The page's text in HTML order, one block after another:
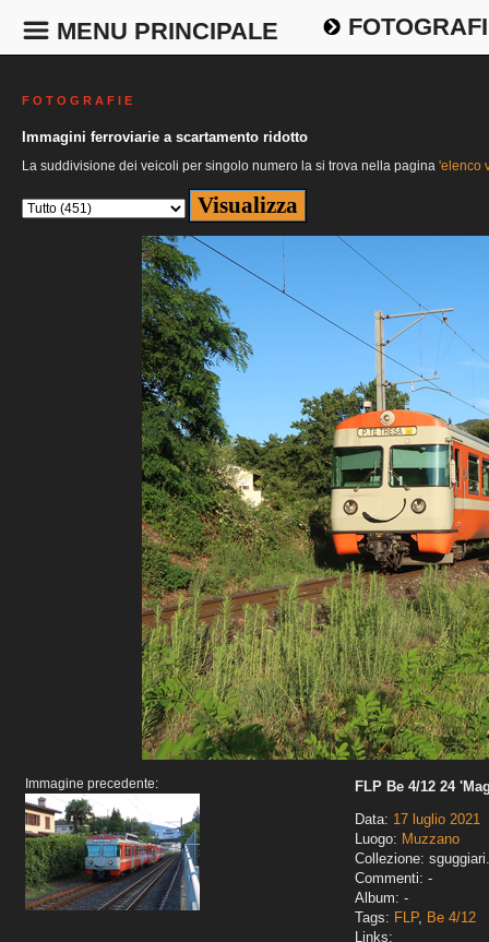
MENU PRINCIPALE
F O T O G R A F I E
Immagini ferroviarie a scartamento ridotto
La suddivisione dei veicoli per singolo numero la si trova nella pagina 'elenco
Immagine precedente:
FLP Be 4/12 24
Data: 17 luglio 2021
Luogo: Muzzano
Collezione:
Commenti: -
Album: -
Tags: FLP, Be 4/12
Links: